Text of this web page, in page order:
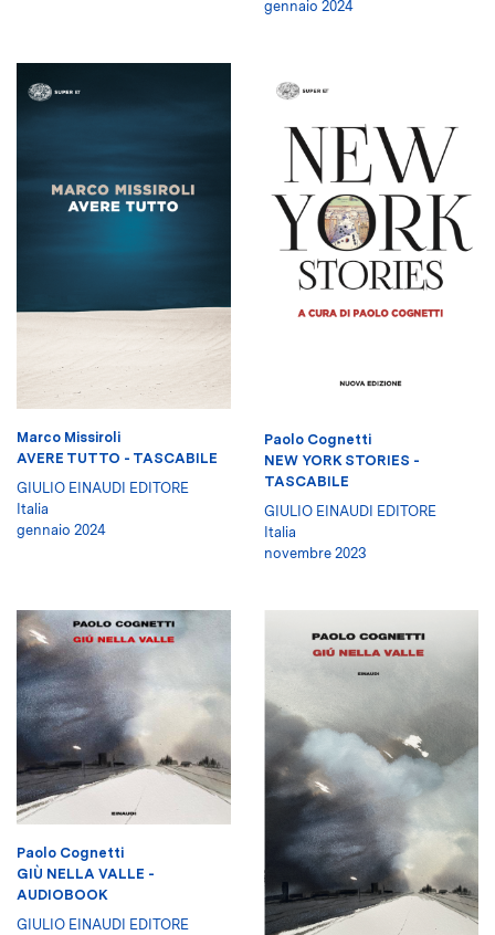
gennaio 2024
Marco Missiroli
AVERE TUTTO - TASCABILE
GIULIO EINAUDI EDITORE
Italia
gennaio 2024
Paolo Cognetti
NEW YORK STORIES -
TASCABILE
GIULIO EINAUDI EDITORE
Italia
novembre 2023
Paolo Cognetti
GIÙ NELLA VALLE -
AUDIOBOOK
GIULIO EINAUDI EDITORE